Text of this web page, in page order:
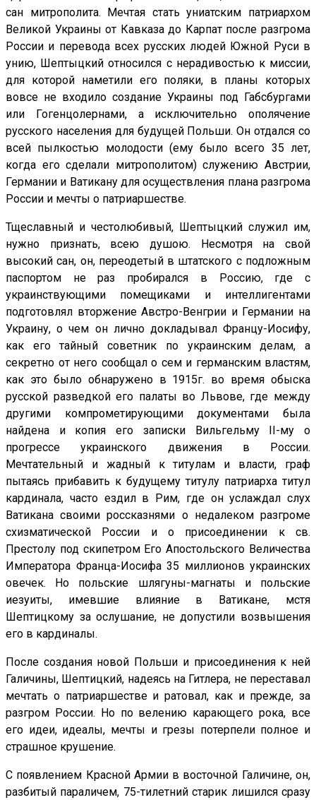
сан митрополита. Мечтая стать униатским патриархом
Великой Украины от Кавказа до Карпат после разгрома
России и перевода всех русских людей Южной Руси в
унию, Шептыцкий относился с нерадивостью к миссии,
для которой наметили его поляки, в планы которых
вовсе не входило создание Украины под Габсбургами
или Гогенцолернами, а исключительно ополячение
русского населения для будущей Польши. Он отдался со
всей пылкостью молодости (ему было всего 35 лет,
когда его сделали митрополитом) служению Австрии,
Германии и Ватикану для осуществления плана разгрома
России и мечты о патриаршестве.
Тщеславный и честолюбивый, Шептыцкий служил им,
нужно признать, всею душою. Несмотря на свой
высокий сан, он, переодетый в штатского с подложным
паспортом не раз пробирался в Россию, где с
украинствующими помещиками и интеллигентами
подготовлял вторжение Австро-Венгрии и Германии на
Украину, о чем он лично докладывал Францу-Иосифу,
как его тайный советник по украинским делам, а
секретно от него сообщал о сем и германским властям,
как это было обнаружено в 1915г. во время обыска
русской разведкой его палаты во Львове, где между
другими компрометирующими документами была
найдена и копия его записки Вильгельму II-му о
прогрессе украинского движения в России.
Мечтательный и жадный к титулам и власти, граф
пытаясь прибавить к будущему титулу патриарха титул
кардинала, часто ездил в Рим, где он услаждал слух
Ватикана своими россказнями о недалеком разгроме
схизматической России и о присоединении к св.
Престолу под скипетром Его Апостольского Величества
Императора Франца-Иосифа 35 миллионов украинских
овечек. Но польские шлягуны-магнаты и польские
иезуиты, имевшие влияние в Ватикане, мстя
Шептицкому за ослушание, не допустили возвышения
его в кардиналы.
После создания новой Польши и присоединения к ней
Галичины, Шептицкий, надеясь на Гитлера, не переставал
мечтать о патриаршестве и ратовал, как и прежде, за
разгром России. Но по велению карающего рока, все
его идеи, идеалы, мечты и грезы потерпели полное и
страшное крушение.
С появлением Красной Армии в восточной Галичине, он,
разбитый параличем, 75-тилетний старик лишился сразу